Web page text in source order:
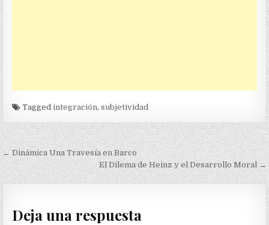
Taggedintegración,subjetividad
Navegación
de
entradas
← Dinámica Una Travesía en Barco
El Dilema de Heinz y el Desarrollo Moral →
Deja una respuesta